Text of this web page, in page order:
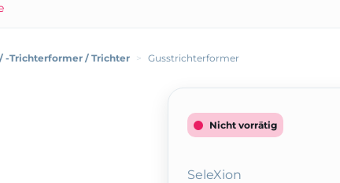
-Trichterformer / Trichter > Gusstrichterformer
Nicht vorrätig
SeleXion